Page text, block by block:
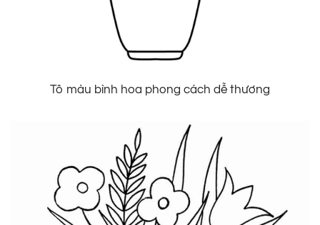
Tô màu bình hoa phong cách dễ thương